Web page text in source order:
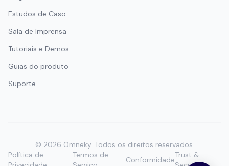
Estudos de Caso
Sala de Imprensa
Tutoriais e Demos
Guias do produto
Suporte
© 2026 Omneky. Todos os direitos reservados.
Política de
Termos de
Conformidade
Trust &